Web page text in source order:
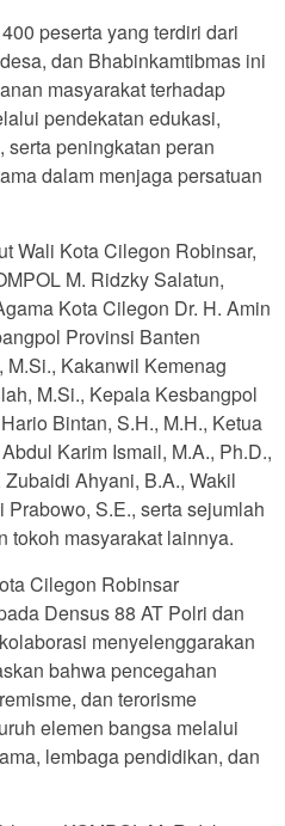
peserta yang terdiri dari
dan Bhabinkamtibmas ini
masyarakat terhadap
pendekatan edukasi,
peningkatan peran
dalam menjaga persatuan
Wali Kota Cilegon Robinsar,
M. Ridzky Salatun,
Kota Cilegon Dr. H. Amin
Provinsi Banten
M.Si., Kakanwil Kemenag
M.Si., Kepala Kesbangpol
Bintan, S.H., M.H., Ketua
Karim Ismail, M.A., Ph.D.,
Ahyani, B.A., Wakil
S.E., serta sejumlah
tokoh masyarakat lainnya.
Cilegon Robinsar
Densus 88 AT Polri dan
menyelenggarakan
bahwa pencegahan
dan terorisme
elemen bangsa melalui
lembaga pendidikan, dan